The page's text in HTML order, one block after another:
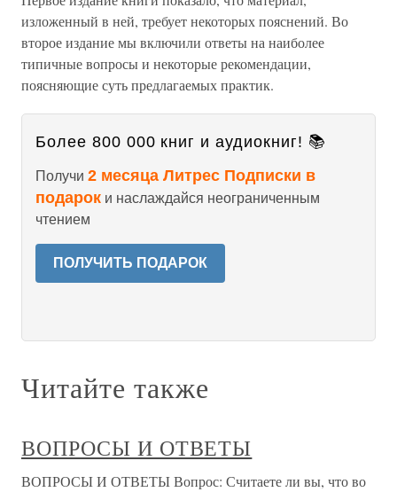
изложенный в ней, требует некоторых пояснений. Во
второе издание мы включили ответы на наиболее
типичные вопросы и некоторые рекомендации,
поясняющие суть предлагаемых практик.
Более 800 000 книг и аудиокниг! 📚
Получи 2 месяца Литрес Подписки в
подарок и наслаждайся неограниченным
чтением
ПОЛУЧИТЬ ПОДАРОК
Читайте также
ВОПРОСЫ И ОТВЕТЫ
ВОПРОСЫ И ОТВЕТЫ Вопрос: Считаете ли вы, что во